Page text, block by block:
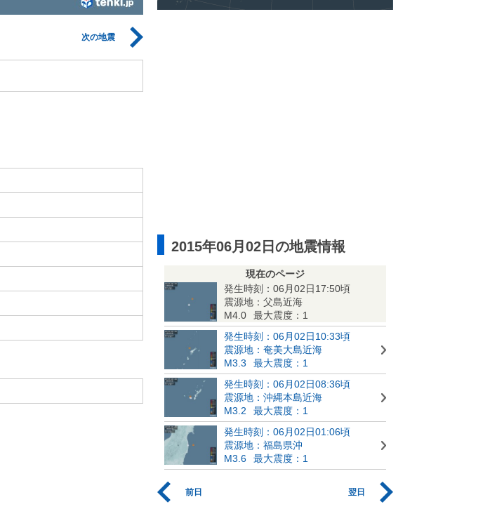
次の地震
2015年06月02日の地震情報
現在のページ
発生時刻：06月02日17:50頃
震源地：父島近海
M4.0
最大震度：1
発生時刻：06月02日10:33頃
震源地：奄美大島近海
M3.3
最大震度：1
発生時刻：06月02日08:36頃
震源地：沖縄本島近海
M3.2
最大震度：1
発生時刻：06月02日01:06頃
震源地：福島県沖
M3.6
最大震度：1
前日 翌日